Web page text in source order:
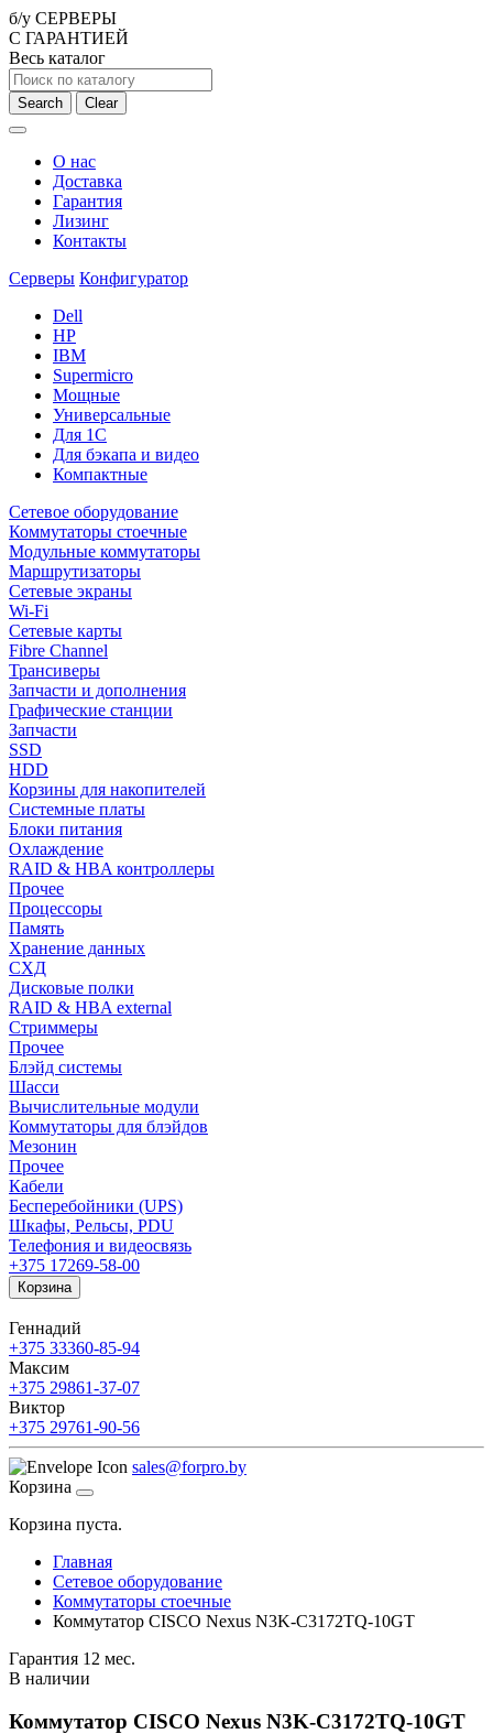
б/у СЕРВЕРЫ
С ГАРАНТИЕЙ
Весь каталог
Search Clear
О нас
Доставка
Гарантия
Лизинг
Контакты
Серверы Конфигуратор
Dell
HP
IBM
Supermicro
Мощные
Универсальные
Для 1С
Для бэкапа и видео
Компактные
Сетевое оборудование
Коммутаторы стоечные
Модульные коммутаторы
Маршрутизаторы
Сетевые экраны
Wi-Fi
Сетевые карты
Fibre Channel
Трансиверы
Запчасти и дополнения
Графические станции
Запчасти
SSD
HDD
Корзины для накопителей
Системные платы
Блоки питания
Охлаждение
RAID & HBA контроллеры
Прочее
Процессоры
Память
Хранение данных
СХД
Дисковые полки
RAID & HBA external
Стриммеры
Прочее
Блэйд системы
Шасси
Вычислительные модули
Коммутаторы для блэйдов
Мезонин
Прочее
Кабели
Бесперебойники (UPS)
Шкафы, Рельсы, PDU
Телефония и видеосвязь
+375 17269-58-00
Корзина
Геннадий
+375 33360-85-94
Максим
+375 29861-37-07
Виктор
+375 29761-90-56
sales@forpro.by
Корзина
Корзина пуста.
Главная
Сетевое оборудование
Коммутаторы стоечные
Коммутатор CISCO Nexus N3K-C3172TQ-10GT
Гарантия 12 мес.
В наличии
Коммутатор CISCO Nexus N3K-C3172TQ-10GT